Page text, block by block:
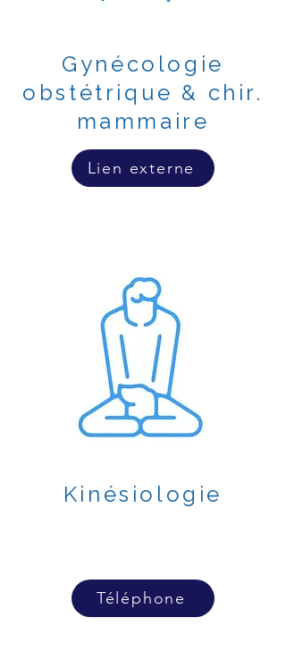
Gynécologie
obstétrique & chir.
mammaire
Lien externe
Kinésiologie
Téléphone